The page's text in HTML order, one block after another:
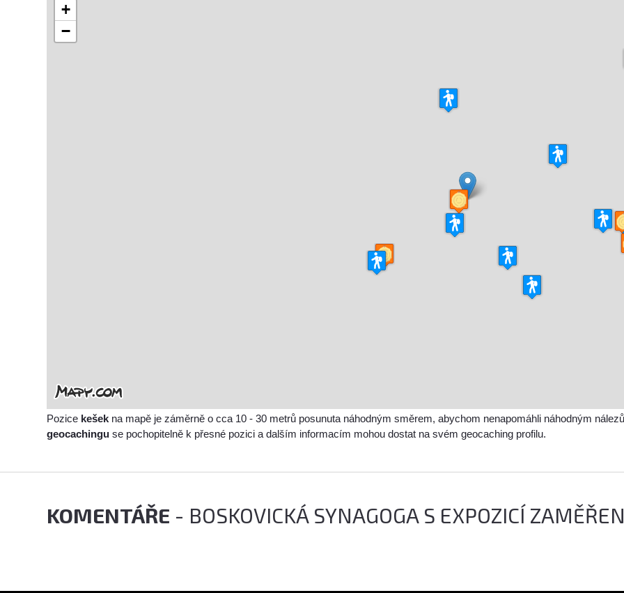
+
−
Pozice kešek na mapě je záměrně o cca 10 - 30 metrů posunuta náhodným směrem, abychom nenapomáhli náhodným
geocachingu se pochopitelně k přesné pozici a dalším informacím mohou dostat na svém geocaching profilu.
KOMENTÁŘE - BOSKOVICKÁ SYNAGOGA S EXPOZICÍ